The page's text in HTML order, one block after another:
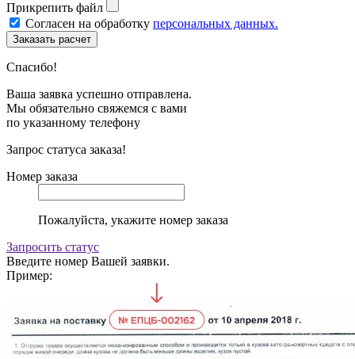
Прикрепить файл
Согласен на обработку персональных данных.
Спасибо!
Ваша заявка успешно отправлена.
Мы обязательно свяжемся с вами
по указанному телефону
Запрос статуса заказа!
Номер заказа
Пожалуйста, укажите номер заказа
Запросить статус
Введите номер Вашей заявки.
Пример: